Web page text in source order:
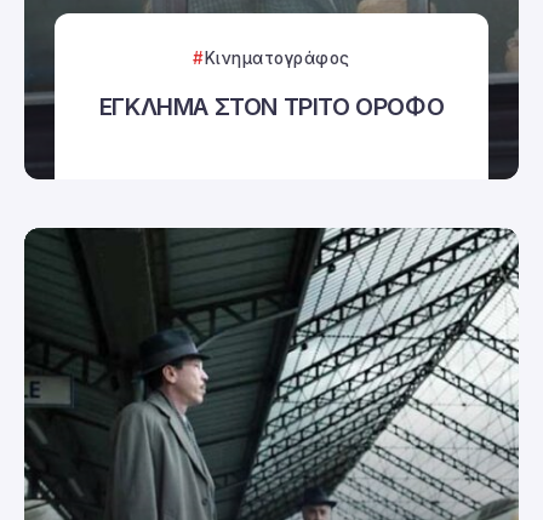
Κινηματογράφος
ΕΓΚΛΗΜΑ ΣΤΟΝ ΤΡΙΤΟ ΟΡΟΦΟ